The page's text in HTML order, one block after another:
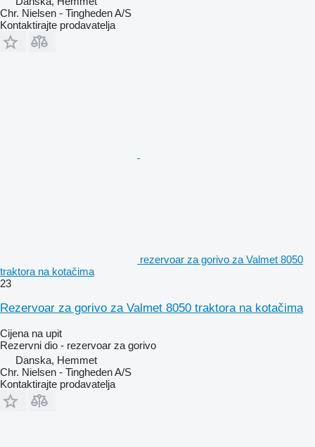
Chr. Nielsen - Tingheden A/S
Kontaktirajte prodavatelja
rezervoar za gorivo za Valmet 8050
traktora na kotačima
23
Rezervoar za gorivo za Valmet 8050 traktora na kotačima
Cijena na upit
Rezervni dio - rezervoar za gorivo
Danska, Hemmet
Chr. Nielsen - Tingheden A/S
Kontaktirajte prodavatelja